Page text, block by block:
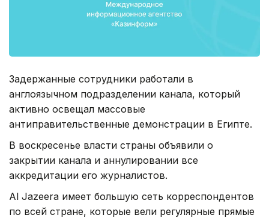
Задержанные сотрудники работали в
англоязычном подразделении канала, который
активно освещал массовые
антиправительственные демонстрации в Египте.
В воскресенье власти страны объявили о
закрытии канала и аннулировании все
аккредитации его журналистов.
Al Jazeera имеет большую сеть корреспондентов
по всей стране, которые вели регулярные прямые